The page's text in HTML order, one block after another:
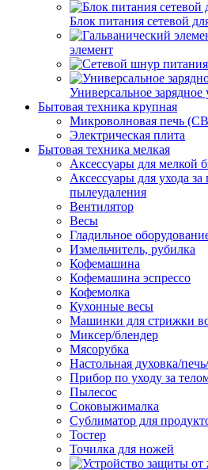
Блок питания сетевой
элемент
Универсальное зарядное
Бытовая техника крупная
Микроволновая печь
Электрическая плита
Бытовая техника мелкая
Аксессуары для мелкой
Аксессуары для ухода
пылеудаления
Вентилятор
Весы
Гладильное
Измельчитель, рубилка
Кофемашина
Кофемашина эспрессо
Кофемолка
Кухонные весы
Машинки для стрижки
Миксер/блендер
Мясорубка
Настольная духовка/
Прибор по уходу за
Пылесос
Соковыжималка
Сублиматор для
Тостер
Точилка для ножей